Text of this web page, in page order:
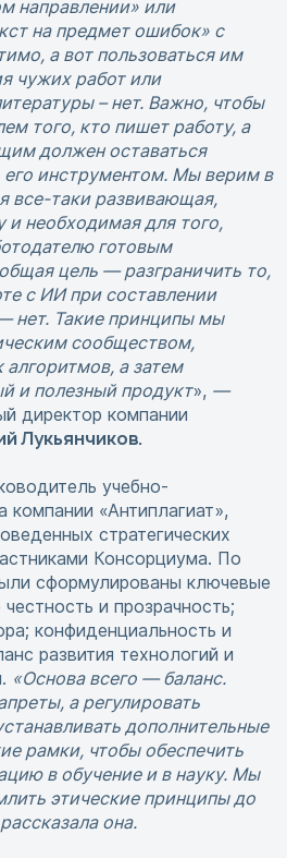
направлении» или
на предмет ошибок» с
а вот пользоваться им
чужих работ или
– нет. Важно, чтобы
того, кто пишет работу, а
должен оставаться
инструментом. Мы верим в
все-таки развивающая,
и необходимая для того,
готовым
цель — разграничить то,
с ИИ при составлении
нет. Такие принципы мы
сообществом,
а затем
и полезный продукт», —
директор компании
Лукьянчиков.
учебно-
компании «Антиплагиат»,
стратегических
Консорциума. По
сформулированы ключевые
и прозрачность;
конфиденциальность и
развития технологий и
«Основа всего — баланс.
а регулировать
дополнительные
рамки, чтобы обеспечить
в обучение и в науку. Мы
этические принципы до
она.